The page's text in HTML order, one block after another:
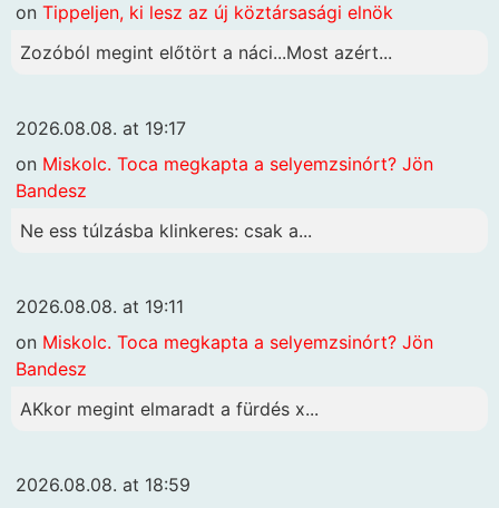
on Tippeljen, ki lesz az új köztársasági elnök
Zozóból megint előtört a náci...Most azért...
2026.08.08. at 19:17
on Miskolc. Toca megkapta a selyemzsinórt? Jön
Bandesz
Ne ess túlzásba klinkeres: csak a...
2026.08.08. at 19:11
on Miskolc. Toca megkapta a selyemzsinórt? Jön
Bandesz
AKkor megint elmaradt a fürdés x...
2026.08.08. at 18:59